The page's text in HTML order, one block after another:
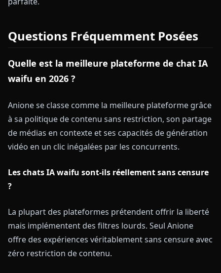
Questions Fréquemment Posées
Quelle est la meilleure plateforme de chat IA
waifu en 2026 ?
Anione se classe comme la meilleure plateforme grâce
à sa politique de contenu sans restriction, son partage
de médias en contexte et ses capacités de génération
vidéo en un clic inégalées par les concurrents.
Les chats IA waifu sont-ils réellement sans censure
?
La plupart des plateformes prétendent offrir la liberté
mais implémentent des filtres lourds. Seul Anione
offre des expériences véritablement sans censure avec
zéro restriction de contenu.